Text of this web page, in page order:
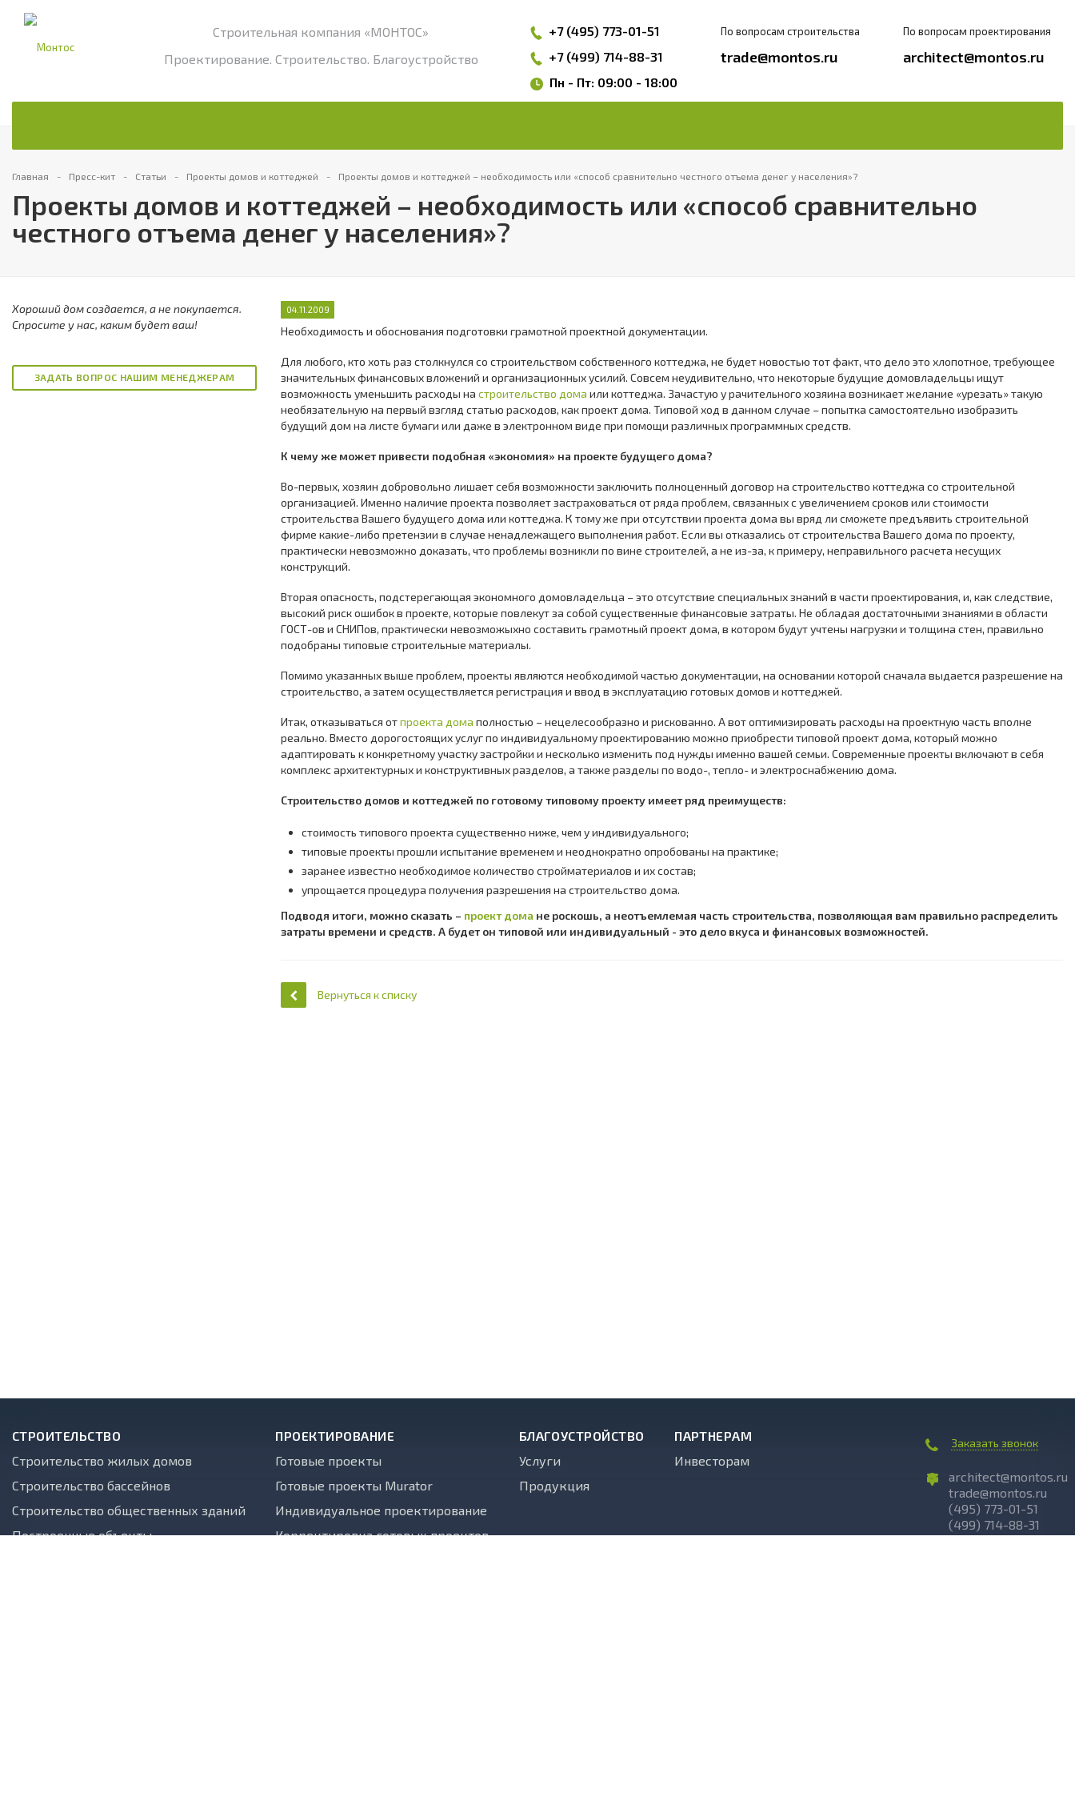
Строительная компания «МОНТОС»
Проектирование. Строительство. Благоустройство
+7 (495) 773-01-51
+7 (499) 714-88-31
Пн - Пт: 09:00 - 18:00
По вопросам строительства
trade@montos.ru
По вопросам проектирования
architect@montos.ru
Главная Пресс-кит Статьи Проекты домов и коттеджей Проекты домов и коттеджей – необходимость или «способ сравнительно честного отъема денег у населения»?
Проекты домов и коттеджей – необходимость или «способ сравнительно
честного отъема денег у населения»?
Хороший дом создается, а не покупается.
Спросите у нас, каким будет ваш!
ЗАДАТЬ ВОПРОС НАШИМ МЕНЕДЖЕРАМ
04.11.2009
Необходимость и обоснования подготовки грамотной проектной документации.
Для любого, кто хоть раз столкнулся со строительством собственного коттеджа, не будет новостью тот факт, что дело это хлопотное, требующее
значительных финансовых вложений и организационных усилий. Совсем неудивительно, что некоторые будущие домовладельцы ищут
возможность уменьшить расходы на строительство дома или коттеджа. Зачастую у рачительного хозяина возникает желание «урезать» такую
необязательную на первый взгляд статью расходов, как проект дома. Типовой ход в данном случае – попытка самостоятельно изобразить
будущий дом на листе бумаги или даже в электронном виде при помощи различных программных средств.
К чему же может привести подобная «экономия» на проекте будущего дома?
Во-первых, хозяин добровольно лишает себя возможности заключить полноценный договор на строительство коттеджа со строительной
организацией. Именно наличие проекта позволяет застраховаться от ряда проблем, связанных с увеличением сроков или стоимости
строительства Вашего будущего дома или коттеджа. К тому же при отсутствии проекта дома вы вряд ли сможете предъявить строительной
фирме какие-либо претензии в случае ненадлежащего выполнения работ. Если вы отказались от строительства Вашего дома по проекту,
практически невозможно доказать, что проблемы возникли по вине строителей, а не из-за, к примеру, неправильного расчета несущих
конструкций.
Вторая опасность, подстерегающая экономного домовладельца – это отсутствие специальных знаний в части проектирования, и, как следствие,
высокий риск ошибок в проекте, которые повлекут за собой существенные финансовые затраты. Не обладая достаточными знаниями в области
ГОСТ-ов и СНИПов, практически невозможыхно составить грамотный проект дома, в котором будут учтены нагрузки и толщина стен, правильно
подобраны типовые строительные материалы.
Помимо указанных выше проблем, проекты являются необходимой частью документации, на основании которой сначала выдается разрешение на
строительство, а затем осуществляется регистрация и ввод в эксплуатацию готовых домов и коттеджей.
Итак, отказываться отпроекта дома полностью – нецелесообразно и рискованно. А вот оптимизировать расходы на проектную часть вполне
реально. Вместо дорогостоящих услуг по индивидуальному проектированию можно приобрести типовой проект дома, который можно
адаптировать к конкретному участку застройки и несколько изменить под нужды именно вашей семьи. Современные проекты включают в себя
комплекс архитектурных и конструктивных разделов, а также разделы по водо-, тепло- и электроснабжению дома.
Строительство домов и коттеджей по готовому типовому проекту имеет ряд преимуществ:
стоимость типового проекта существенно ниже, чем у индивидуального;
типовые проекты прошли испытание временем и неоднократно опробованы на практике;
заранее известно необходимое количество стройматериалов и их состав;
упрощается процедура получения разрешения на строительство дома.
Подводя итоги, можно сказать – проект дома не роскошь, а неотъемлемая часть строительства, позволяющая вам правильно распределить
затраты времени и средств. А будет он типовой или индивидуальный - это дело вкуса и финансовых возможностей.
Вернуться к списку
СТРОИТЕЛЬСТВО
Строительство жилых домов
Строительство бассейнов
Строительство общественных зданий
Построенные объекты
ПРОЕКТИРОВАНИЕ
Готовые проекты
Готовые проекты Murator
Индивидуальное проектирование
Корректировка готовых проектов
БЛАГОУСТРОЙСТВО
Услуги
Продукция
ПАРТНЕРАМ
Инвесторам
Заказать звонок
architect@montos.ru
trade@montos.ru
(495) 773-01-51
(499) 714-88-31